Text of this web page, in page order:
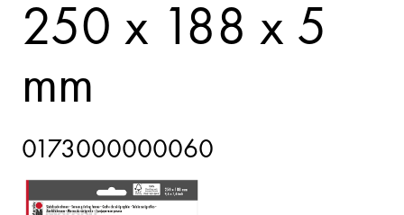
250 x 188 x 5
mm
0173000000060